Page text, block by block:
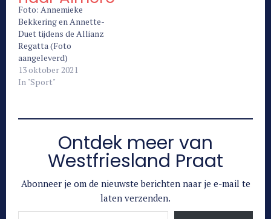
Foto: Annemieke
Bekkering en Annette-
Duet tijdens de Allianz
Regatta (Foto
aangeleverd)
MEDEMBLIK - Vanaf 2022
wordt de Allianz Regatta
IJsselmeer. Het
van 27 mei tot 5 juni 2022.
De beste zeilers ter
wereld nemen deel aan de
World…
13 oktober 2021
In "Sport"
Ontdek meer van
Westfriesland Praat
Abonneer je om de nieuwste berichten naar je e-mail te
laten verzenden.
Typ je e-mail...